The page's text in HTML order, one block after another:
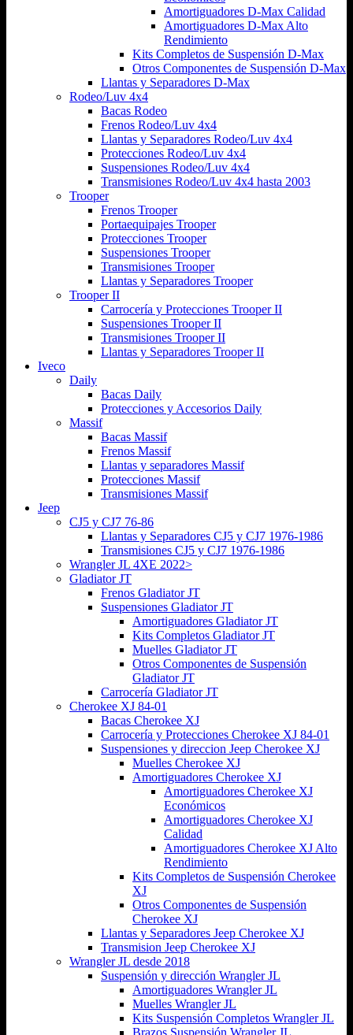
Amortiguadores D-Max Calidad
Amortiguadores D-Max Alto
Rendimiento
Kits Completos de Suspensión D-Max
Otros Componentes de Suspensión D-Max
Llantas y Separadores D-Max
Rodeo/Luv 4x4
Bacas Rodeo
Frenos Rodeo/Luv 4x4
Llantas y Separadores Rodeo/Luv 4x4
Protecciones Rodeo/Luv 4x4
Suspensiones Rodeo/Luv 4x4
Transmisiones Rodeo/Luv 4x4 hasta 2003
Trooper
Frenos Trooper
Portaequipajes Trooper
Protecciones Trooper
Suspensiones Trooper
Transmisiones Trooper
Llantas y Separadores Trooper
Trooper II
Carrocería y Protecciones Trooper II
Suspensiones Trooper II
Transmisiones Trooper II
Llantas y Separadores Trooper II
Iveco
Daily
Bacas Daily
Protecciones y Accesorios Daily
Massif
Bacas Massif
Frenos Massif
Llantas y separadores Massif
Protecciones Massif
Transmisiones Massif
Jeep
CJ5 y CJ7 76-86
Llantas y Separadores CJ5 y CJ7 1976-1986
Transmisiones CJ5 y CJ7 1976-1986
Wrangler JL 4XE 2022>
Gladiator JT
Frenos Gladiator JT
Suspensiones Gladiator JT
Amortiguadores Gladiator JT
Kits Completos Gladiator JT
Muelles Gladiator JT
Otros Componentes de Suspensión
Gladiator JT
Carrocería Gladiator JT
Cherokee XJ 84-01
Bacas Cherokee XJ
Carrocería y Protecciones Cherokee XJ 84-01
Suspensiones y direccion Jeep Cherokee XJ
Muelles Cherokee XJ
Amortiguadores Cherokee XJ
Amortiguadores Cherokee XJ
Económicos
Amortiguadores Cherokee XJ
Calidad
Amortiguadores Cherokee XJ Alto
Rendimiento
Kits Completos de Suspensión Cherokee
XJ
Otros Componentes de Suspensión
Cherokee XJ
Llantas y Separadores Jeep Cherokee XJ
Transmision Jeep Cherokee XJ
Wrangler JL desde 2018
Suspensión y dirección Wrangler JL
Amortiguadores Wrangler JL
Muelles Wrangler JL
Kits Suspensión Completos Wrangler JL
Brazos Suspensión Wrangler JL